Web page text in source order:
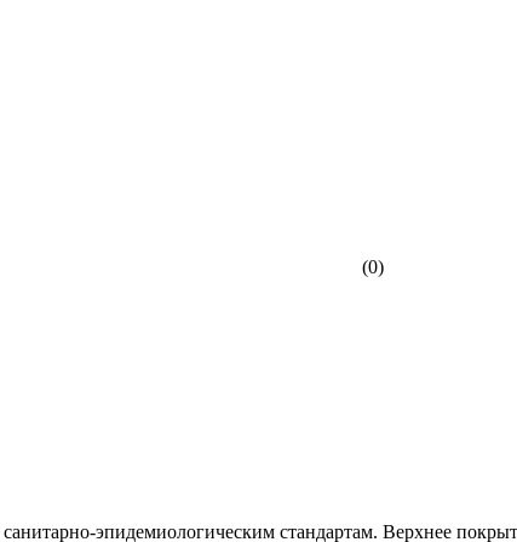
(0)
эпидемиологическим стандартам. Верхнее